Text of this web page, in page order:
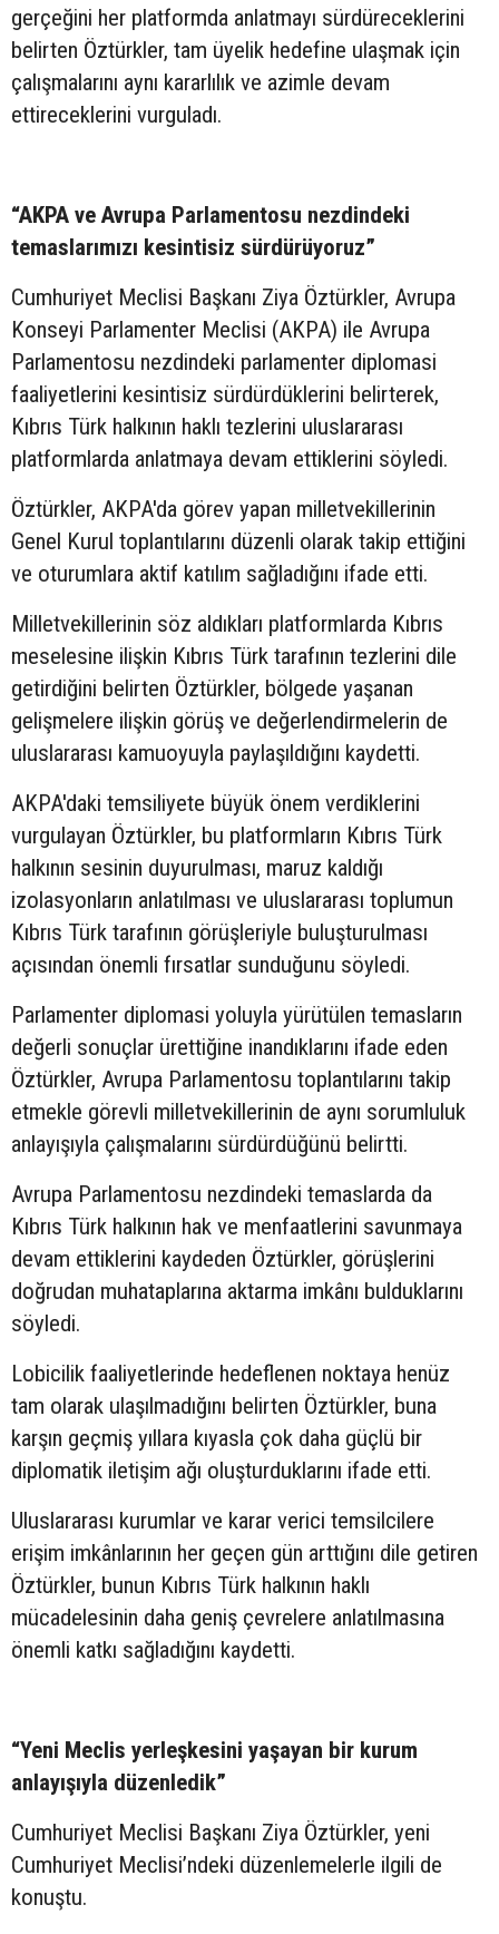
gerçeğini her platformda anlatmayı sürdüreceklerini
belirten Öztürkler, tam üyelik hedefine ulaşmak için
çalışmalarını aynı kararlılık ve azimle devam
ettireceklerini vurguladı.
“AKPA ve Avrupa Parlamentosu nezdindeki
temaslarımızı kesintisiz sürdürüyoruz”
Cumhuriyet Meclisi Başkanı Ziya Öztürkler, Avrupa
Konseyi Parlamenter Meclisi (AKPA) ile Avrupa
Parlamentosu nezdindeki parlamenter diplomasi
faaliyetlerini kesintisiz sürdürdüklerini belirterek,
Kıbrıs Türk halkının haklı tezlerini uluslararası
platformlarda anlatmaya devam ettiklerini söyledi.
Öztürkler, AKPA'da görev yapan milletvekillerinin
Genel Kurul toplantılarını düzenli olarak takip ettiğini
ve oturumlara aktif katılım sağladığını ifade etti.
Milletvekillerinin söz aldıkları platformlarda Kıbrıs
meselesine ilişkin Kıbrıs Türk tarafının tezlerini dile
getirdiğini belirten Öztürkler, bölgede yaşanan
gelişmelere ilişkin görüş ve değerlendirmelerin de
uluslararası kamuoyuyla paylaşıldığını kaydetti.
AKPA'daki temsiliyete büyük önem verdiklerini
vurgulayan Öztürkler, bu platformların Kıbrıs Türk
halkının sesinin duyurulması, maruz kaldığı
izolasyonların anlatılması ve uluslararası toplumun
Kıbrıs Türk tarafının görüşleriyle buluşturulması
açısından önemli fırsatlar sunduğunu söyledi.
Parlamenter diplomasi yoluyla yürütülen temasların
değerli sonuçlar ürettiğine inandıklarını ifade eden
Öztürkler, Avrupa Parlamentosu toplantılarını takip
etmekle görevli milletvekillerinin de aynı sorumluluk
anlayışıyla çalışmalarını sürdürdüğünü belirtti.
Avrupa Parlamentosu nezdindeki temaslarda da
Kıbrıs Türk halkının hak ve menfaatlerini savunmaya
devam ettiklerini kaydeden Öztürkler, görüşlerini
doğrudan muhataplarına aktarma imkânı bulduklarını
söyledi.
Lobicilik faaliyetlerinde hedeflenen noktaya henüz
tam olarak ulaşılmadığını belirten Öztürkler, buna
karşın geçmiş yıllara kıyasla çok daha güçlü bir
diplomatik iletişim ağı oluşturduklarını ifade etti.
Uluslararası kurumlar ve karar verici temsilcilere
erişim imkânlarının her geçen gün arttığını dile getiren
Öztürkler, bunun Kıbrıs Türk halkının haklı
mücadelesinin daha geniş çevrelere anlatılmasına
önemli katkı sağladığını kaydetti.
“Yeni Meclis yerleşkesini yaşayan bir kurum
anlayışıyla düzenledik”
Cumhuriyet Meclisi Başkanı Ziya Öztürkler, yeni
Cumhuriyet Meclisi’ndeki düzenlemelerle ilgili de
konuştu.